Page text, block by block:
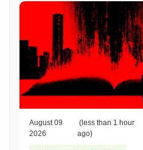
August 09
2026
(less than 1 hour
ago)